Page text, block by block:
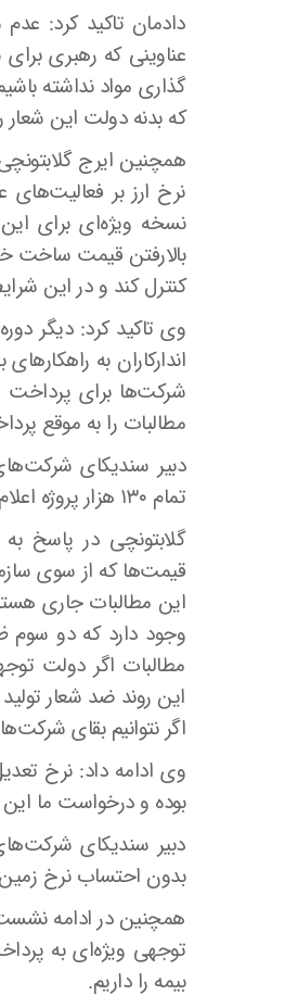
دادمان تاکید کرد:
عناوینی که رهبری
گذاری مواد نداشته
که بدنه دولت این شعار
همچنین ایرج
نرخ ارز بر
نسخه ویژه‌ای برای
بالارفتن قیمت ساخت
کنترل کند و در این
اندارکاران به
شرکت‌ها برای پرداخت
مطالبات را به موقع
دبیر سندیکای
تمام ۱۳۰ هزار پروژه اعلام می‌شود اما به نظر می‌رسد تعداد پروژه‌ها بیشتر از این عدد باشد.
گلابتونچی در پاسخ
قیمت‌ها که از سوی
وجود دارد که دو سوم
مطالبات اگر دولت
این روند ضد شعار
اگر نتوانیم بقای
بوده و درخواست ما
دبیر سندیکای
بدون احتساب نرخ زمین، نرخ
همچنین در ادامه نشست
توجهی ویژه‌ای به
بیمه را داریم.